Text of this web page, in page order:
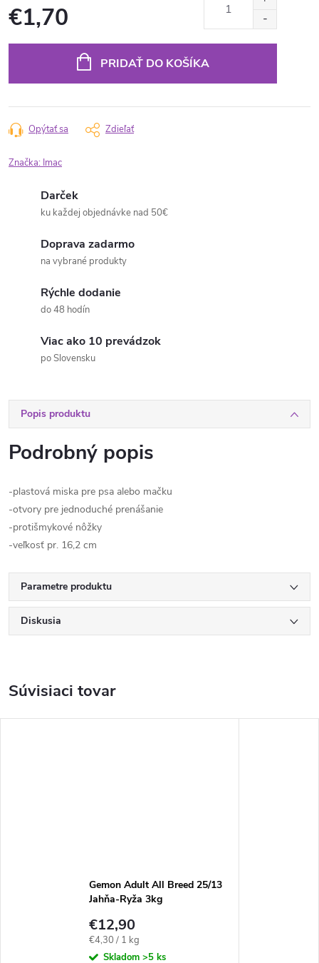
€1,70
PRIDAŤ DO KOŠÍKA
Opýtať sa Zdieľať
Značka: Imac
Darček
ku každej objednávke nad 50€
Doprava zadarmo
na vybrané produkty
Rýchle dodanie
do 48 hodín
Viac ako 10 prevádzok
po Slovensku
Popis produktu
Podrobný popis
-plastová miska pre psa alebo mačku
-otvory pre jednoduché prenášanie
-protišmykové nôžky
-veľkosť pr. 16,2 cm
Parametre produktu
Diskusia
Súvisiaci tovar
Gemon Adult All Breed 25/13
Jahňa-Ryža 3kg
€12,90
Jednotková
cena:
€4,30 / 1 kg
Skladom >5 ks